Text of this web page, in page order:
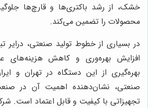
خشک، از رشد باکتری‌ها و قارچ‌ها
محصولات را تضمین می‌کند.
در بسیاری از خطوط تولید صنعتی،
افزایش بهره‌وری و کاهش هزینه‌های
بهره‌گیری از این دستگاه در تهران و
صنعتی، نشان‌دهنده اهمیت آن در
تجهیزاتی با کیفیت و قابل اعتماد است.